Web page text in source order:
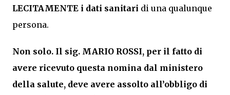
LECITAMENTE i dati sanitari di una qualunque
persona.
Non solo. Il sig. MARIO ROSSI, per il fatto di
avere ricevuto questa nomina dal ministero
della salute, deve avere assolto all’obbligo di